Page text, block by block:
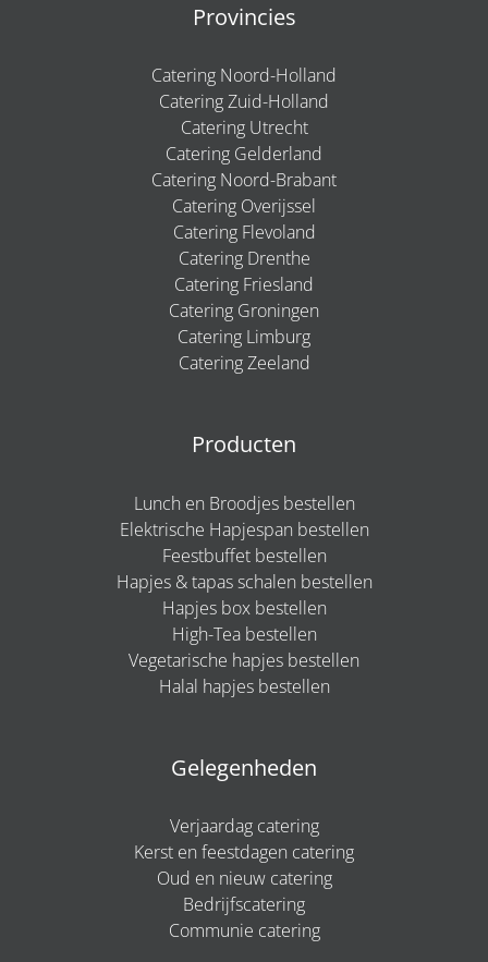
Provincies
Catering Noord-Holland
Catering Zuid-Holland
Catering Utrecht
Catering Gelderland
Catering Noord-Brabant
Catering Overijssel
Catering Flevoland
Catering Drenthe
Catering Friesland
Catering Groningen
Catering Limburg
Catering Zeeland
Producten
Lunch en Broodjes bestellen
Elektrische Hapjespan bestellen
Feestbuffet bestellen
Hapjes & tapas schalen bestellen
Hapjes box bestellen
High-Tea bestellen
Vegetarische hapjes bestellen
Halal hapjes bestellen
Gelegenheden
Verjaardag catering
Kerst en feestdagen catering
Oud en nieuw catering
Bedrijfscatering
Communie catering